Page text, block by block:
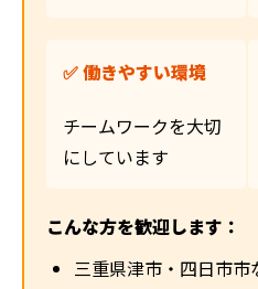
✅ 働きやすい環境
チームワークを大切
にしています
こんな方を歓迎します：
三重県津市・四日市